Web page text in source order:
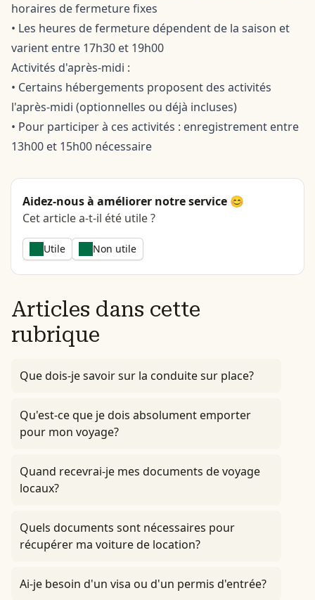
horaires de fermeture fixes
• Les heures de fermeture dépendent de la saison et
varient entre 17h30 et 19h00
Activités d'après-midi :
• Certains hébergements proposent des activités
l'après-midi (optionnelles ou déjà incluses)
• Pour participer à ces activités : enregistrement entre
13h00 et 15h00 nécessaire
Aidez-nous à améliorer notre service 😊
Cet article a-t-il été utile ?
Utile Non utile
Articles dans cette
rubrique
Que dois-je savoir sur la conduite sur place?
Qu'est-ce que je dois absolument emporter
pour mon voyage?
Quand recevrai-je mes documents de voyage
locaux?
Quels documents sont nécessaires pour
récupérer ma voiture de location?
Ai-je besoin d'un visa ou d'un permis d'entrée?